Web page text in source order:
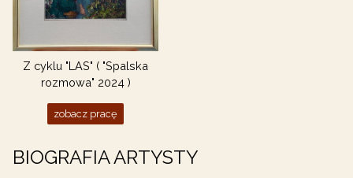
Z cyklu "LAS" ( "Spalska
rozmowa" 2024 )
zobacz pracę
BIOGRAFIA ARTYSTY